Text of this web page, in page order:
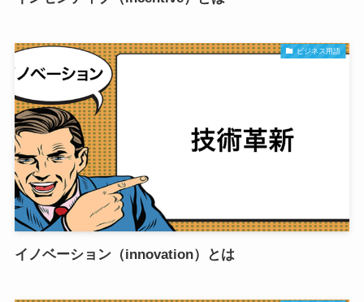
ビジネス用語
イノベーション（innovation）とは